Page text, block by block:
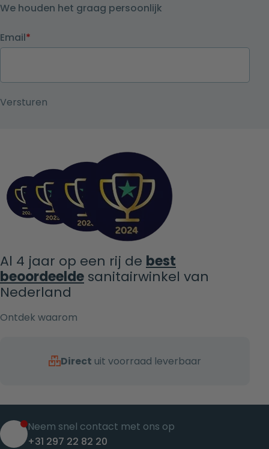
We houden het graag persoonlijk
Email*
Al 4 jaar op een rij de best
beoordeelde sanitairwinkel van
Nederland
Ontdek waarom
Direct uit voorraad leverbaar
Neem snel contact met ons op
+31 297 22 82 20